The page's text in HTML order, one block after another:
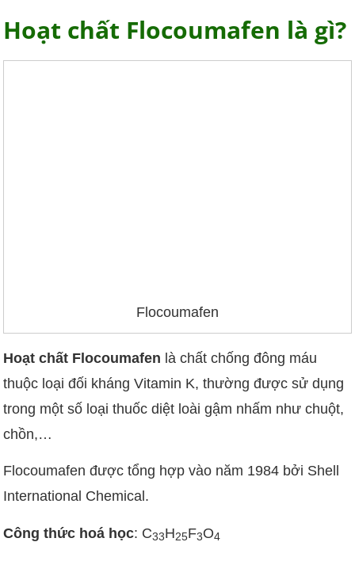
Hoạt chất Flocoumafen là gì?
Flocoumafen
Hoạt chất Flocoumafen là chất chống đông máu
thuộc loại đối kháng Vitamin K, thường được sử dụng
trong một số loại thuốc diệt loài gậm nhấm như chuột,
chồn,…
Flocoumafen được tổng hợp vào năm 1984 bởi Shell
International Chemical.
Công thức hoá học: C33H25F3O4